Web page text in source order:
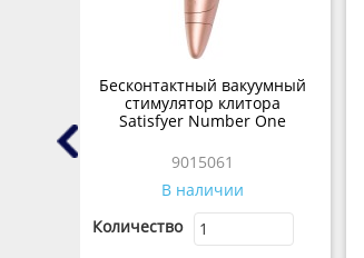
Бесконтактный вакуумный
стимулятор клитора
Satisfyer Number One
9015061
В наличии
Количество